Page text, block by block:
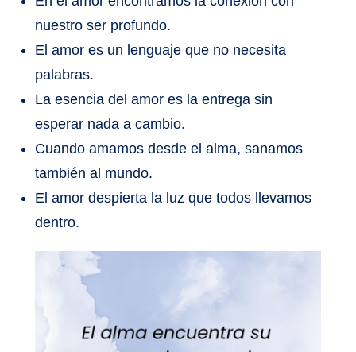
nuestro ser profundo.
El amor es un lenguaje que no necesita
palabras.
La esencia del amor es la entrega sin
esperar nada a cambio.
Cuando amamos desde el alma, sanamos
también al mundo.
El amor despierta la luz que todos llevamos
dentro.